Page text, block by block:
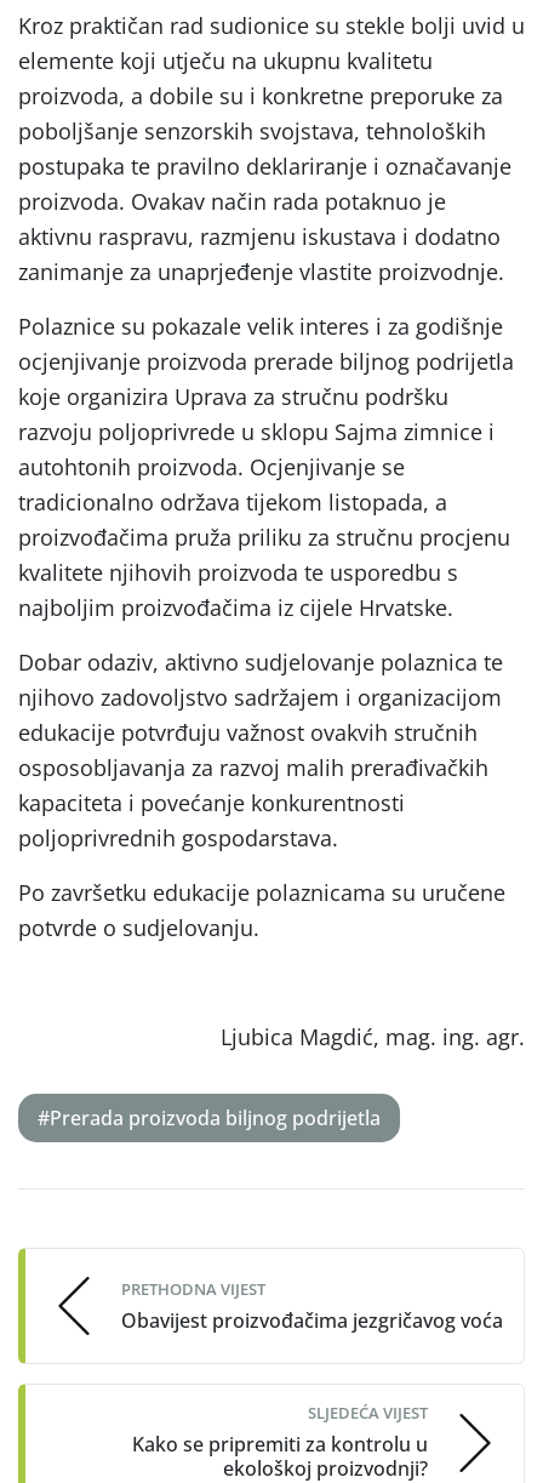
Kroz praktičan rad sudionice su stekle bolji uvid u
elemente koji utječu na ukupnu kvalitetu
proizvoda, a dobile su i konkretne preporuke za
poboljšanje senzorskih svojstava, tehnoloških
postupaka te pravilno deklariranje i označavanje
proizvoda. Ovakav način rada potaknuo je
aktivnu raspravu, razmjenu iskustava i dodatno
zanimanje za unaprjeđenje vlastite proizvodnje.
Polaznice su pokazale velik interes i za godišnje
ocjenjivanje proizvoda prerade biljnog podrijetla
koje organizira Uprava za stručnu podršku
razvoju poljoprivrede u sklopu Sajma zimnice i
autohtonih proizvoda. Ocjenjivanje se
tradicionalno održava tijekom listopada, a
proizvođačima pruža priliku za stručnu procjenu
kvalitete njihovih proizvoda te usporedbu s
najboljim proizvođačima iz cijele Hrvatske.
Dobar odaziv, aktivno sudjelovanje polaznica te
njihovo zadovoljstvo sadržajem i organizacijom
edukacije potvrđuju važnost ovakvih stručnih
osposobljavanja za razvoj malih prerađivačkih
kapaciteta i povećanje konkurentnosti
poljoprivrednih gospodarstava.
Po završetku edukacije polaznicama su uručene
potvrde o sudjelovanju.
Ljubica Magdić, mag. ing. agr.
#Prerada proizvoda biljnog podrijetla
navigation
PRETHODNA VIJEST
Obavijest proizvođačima jezgričavog voća
SLJEDEĆA VIJEST
Kako se pripremiti za kontrolu u
ekološkoj proizvodnji?